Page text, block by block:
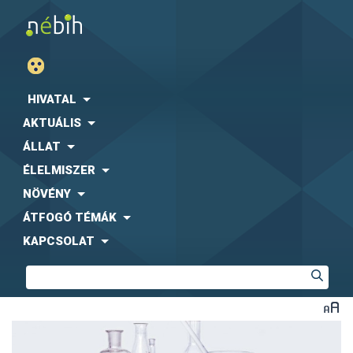
HIVATAL
AKTUÁLIS
ÁLLAT
ÉLELMISZER
NÖVÉNY
ÁTFOGÓ TÉMÁK
KAPCSOLAT